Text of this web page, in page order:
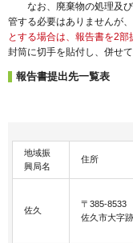
なお、廃棄物の処理及び
管する必要はありませんが、
とする場合は、報告書を2部
封筒に切手を貼付し、併せ
報告書提出先一覧表
地域振
興局名
住所
佐久
〒385-8533
佐久市大字